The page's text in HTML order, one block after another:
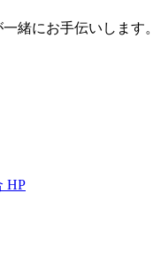
緒にお手伝いします。
HP